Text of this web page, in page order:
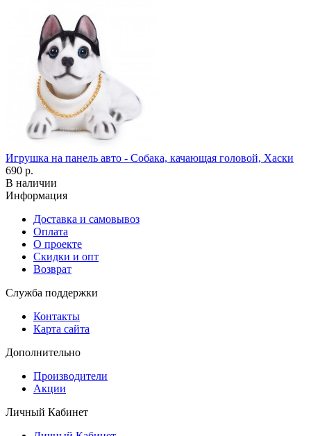
Игрушка на панель авто - Собака, качающая головой, Хаски
690 р.
В наличии
Информация
Доставка и самовывоз
Оплата
О проекте
Скидки и опт
Возврат
Служба поддержки
Контакты
Карта сайта
Дополнительно
Производители
Акции
Личный Кабинет